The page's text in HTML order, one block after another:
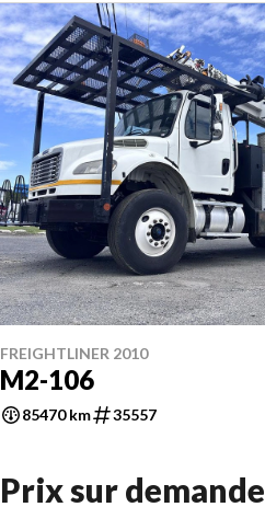
FREIGHTLINER 2010
M2-106
85470 km 35557
Prix sur demande